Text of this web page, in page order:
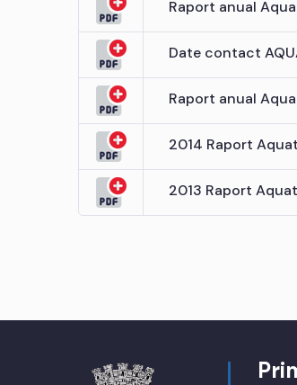
Raport anual
Date contact
Raport anual
2014 Raport
2013 Raport